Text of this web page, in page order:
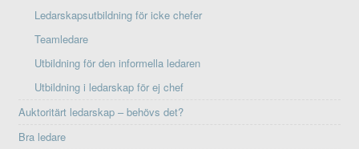
Ledarskapsutbildning för icke chefer
Teamledare
Utbildning för den informella ledaren
Utbildning i ledarskap för ej chef
Auktoritärt ledarskap – behövs det?
Bra ledare